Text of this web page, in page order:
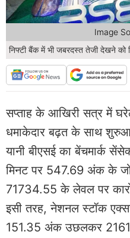
निफ्टी बैंक में भी जबरदस्त तेजी देखने को
Image
सप्ताह के आखिरी सत्र में
धमाकेदार बढ़त के साथ
यानी बीएसई का बेंचमार्क
मिनट पर 547.69 अंक के
71734.55 के लेवल पर
इसी तरह, नेशनल स्टॉक
151.35 अंक उछलकर